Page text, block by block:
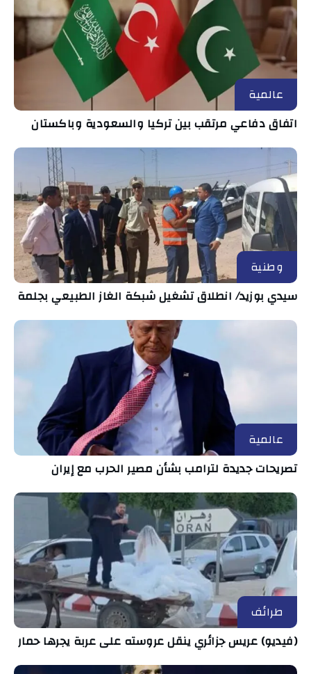
عالمية
اتفاق دفاعي مرتقب بين تركيا والسعودية وباكستان
وطنية
سيدي بوزيد/ انطلاق تشغيل شبكة الغاز الطبيعي بجلمة
عالمية
تصريحات جديدة لترامب بشأن مصير الحرب مع إيران
طرائف
(فيديو) عريس جزائري ينقل عروسته على عربة يجرها حمار